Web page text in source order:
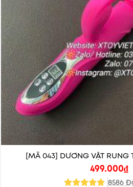
[MÃ 043] DƯƠNG VẬT RUNG
499.000₫
8586